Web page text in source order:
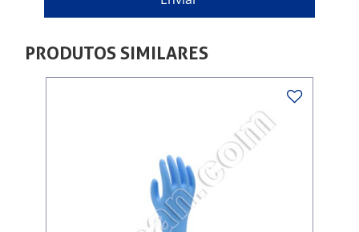
PRODUTOS SIMILARES